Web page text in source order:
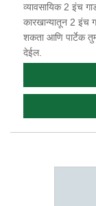
व्यावसायिक 2 इंच
कारखान्यातून 2 इंच
शकता आणि पार्टेक
देईल.